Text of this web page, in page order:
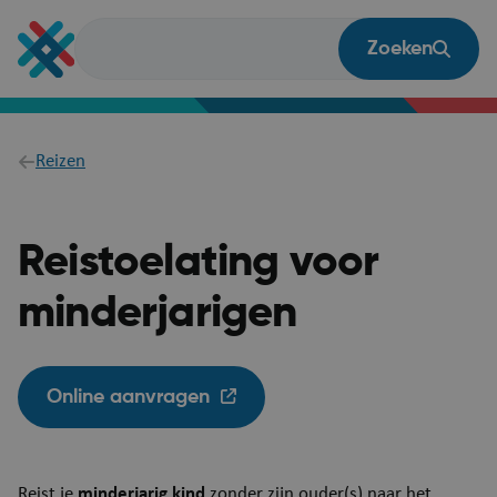
en
naar
inhoud
Zoeken
Breadcrumb
Reizen
Reistoelating voor
minderjarigen
Online aanvragen